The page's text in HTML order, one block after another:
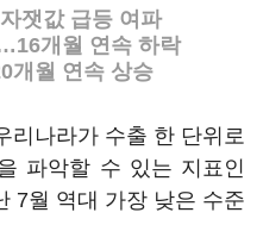
잿값 급등 여파
개월 연속 하락
개월 연속 상승
리나라가 수출 한 단위로
파악할 수 있는 지표인
7월 역대 가장 낮은 수준